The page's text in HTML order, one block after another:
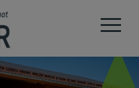
Navigation